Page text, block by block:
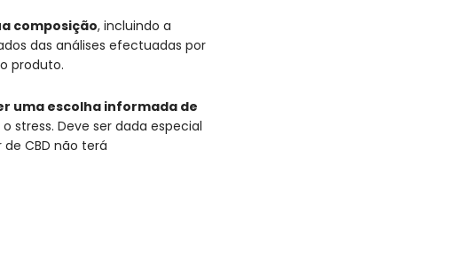
composição, incluindo a
das análises efectuadas por
produto.
uma escolha informada de
stress. Deve ser dada especial
CBD não terá